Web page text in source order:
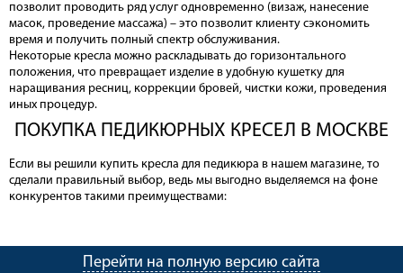
позволит проводить ряд услуг одновременно (визаж, нанесение
масок, проведение массажа) – это позволит клиенту сэкономить
время и получить полный спектр обслуживания.
Некоторые кресла можно раскладывать до горизонтального
положения, что превращает изделие в удобную кушетку для
наращивания ресниц, коррекции бровей, чистки кожи, проведения
иных процедур.
ПОКУПКА ПЕДИКЮРНЫХ КРЕСЕЛ В МОСКВЕ
Если вы решили купить кресла для педикюра в нашем магазине, то
сделали правильный выбор, ведь мы выгодно выделяемся на фоне
конкурентов такими преимуществами:
Перейти на полную версию сайта